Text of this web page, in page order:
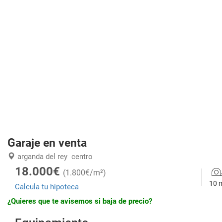
Garaje en venta
arganda del rey centro
18.000€ (1.800€/m²)
Calcula tu hipoteca
10
¿Quieres que te avisemos si baja de precio?